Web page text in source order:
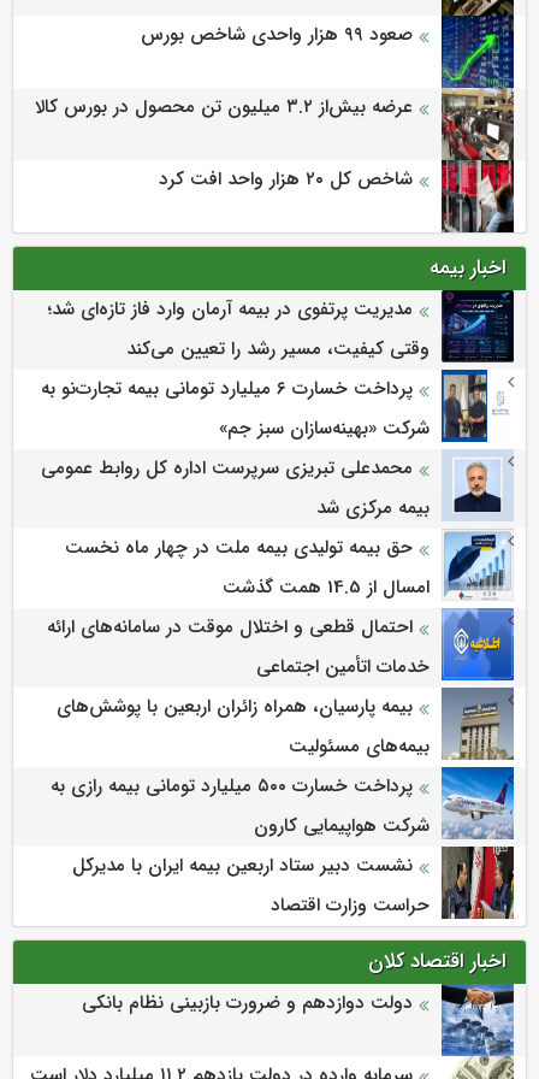
صعود ۹۹ هزار واحدی شاخص بورس
عرضه بیش‌از ۳.۲ میلیون تن محصول در بورس کالا
شاخص کل ۲۰ هزار واحد افت کرد
اخبار بیمه
مدیریت پرتفوی در بیمه آرمان وارد فاز تازه‌ای شد؛
وقتی کیفیت، مسیر رشد را تعیین می‌کند
پرداخت خسارت ۶ میلیارد تومانی بیمه تجارت‌نو به
شرکت «بهینه‌سازان سبز جم»
محمدعلی تبریزی سرپرست اداره كل روابط عمومی
بیمه مركزی شد
حق بیمه تولیدی بیمه ملت در چهار ماه نخست
امسال از 14.5 همت گذشت
احتمال قطعی و اختلال موقت در سامانه‌های ارائه
خدمات اتأمین اجتماعی
بیمه پارسیان، همراه زائران اربعین با پوشش‌های
بیمه‌های مسئولیت
پرداخت خسارت ۵۰۰ میلیارد تومانی بیمه رازی به
شرکت هواپیمایی کارون
نشست دبیر ستاد اربعین بیمه ایران با مدیرکل
حراست وزارت اقتصاد
اخبار اقتصاد کلان
دولت دوازدهم و ضرورت بازبینی نظام بانکی